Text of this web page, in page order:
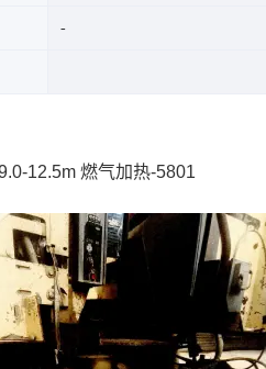
12.5m 燃气加热-5801